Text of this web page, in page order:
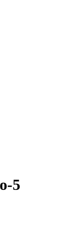
5